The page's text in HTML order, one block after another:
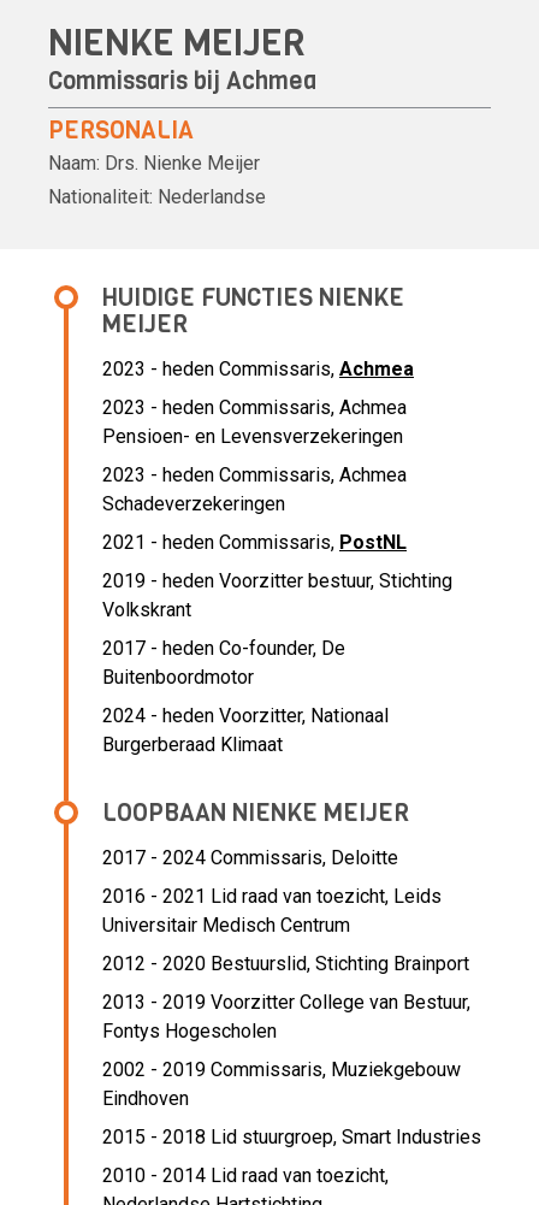
NIENKE MEIJER
Commissaris bij Achmea
PERSONALIA
Naam: Drs. Nienke Meijer
Nationaliteit: Nederlandse
HUIDIGE FUNCTIES NIENKE
MEIJER
2023 - heden Commissaris, Achmea
2023 - heden Commissaris, Achmea
Pensioen- en Levensverzekeringen
2023 - heden Commissaris, Achmea
Schadeverzekeringen
2021 - heden Commissaris, PostNL
2019 - heden Voorzitter bestuur, Stichting
Volkskrant
2017 - heden Co-founder, De
Buitenboordmotor
2024 - heden Voorzitter, Nationaal
Burgerberaad Klimaat
LOOPBAAN NIENKE MEIJER
2017 - 2024 Commissaris, Deloitte
2016 - 2021 Lid raad van toezicht, Leids
Universitair Medisch Centrum
2012 - 2020 Bestuurslid, Stichting Brainport
2013 - 2019 Voorzitter College van Bestuur,
Fontys Hogescholen
2002 - 2019 Commissaris, Muziekgebouw
Eindhoven
2015 - 2018 Lid stuurgroep, Smart Industries
2010 - 2014 Lid raad van toezicht,